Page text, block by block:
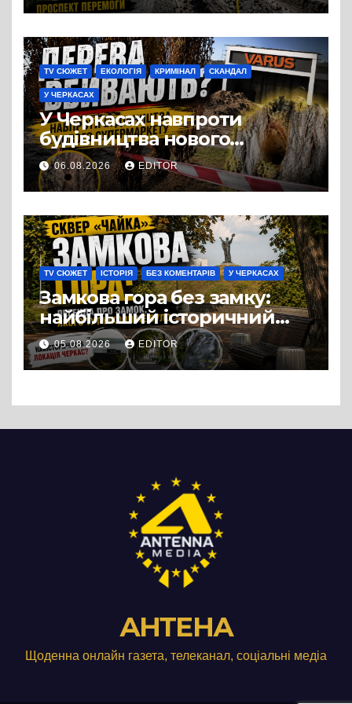
TV СЮЖЕТ ЕКОЛОГІЯ КРИМІНАЛ СКАНДАЛ
У ЧЕРКАСАХ
У Черкасах навпроти
будівництва нового
супермаркету VARUS на
проспекті Перемоги всохли
дерева. І це навряд чи
можна назвати
випадковістю
06.08.2026 EDITOR
TV СЮЖЕТ ІСТОРІЯ БЕЗ КОМЕНТАРІВ У ЧЕРКАСАХ
Замкова гора без замку:
найбільший історичний
міф Черкас
05.08.2026 EDITOR
АНТЕНА
Щоденна онлайн газета, телеканал, соціальні медіа